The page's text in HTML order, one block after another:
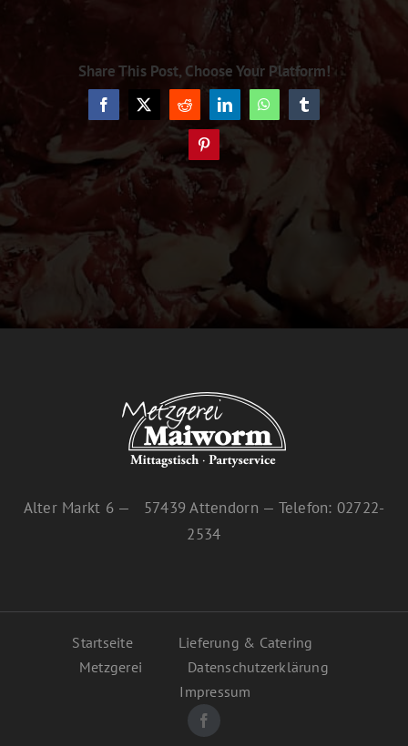
Share This Post, Choose Your Platform!
Facebook
X RedditLinkedInWhatsAppTumblr
Pinterest
Alter Markt 6 — 57439 Attendorn — Telefon: 02722-
2534
Startseite
Lieferung & Catering
Metzgerei
Datenschutzerklärung
Impressum